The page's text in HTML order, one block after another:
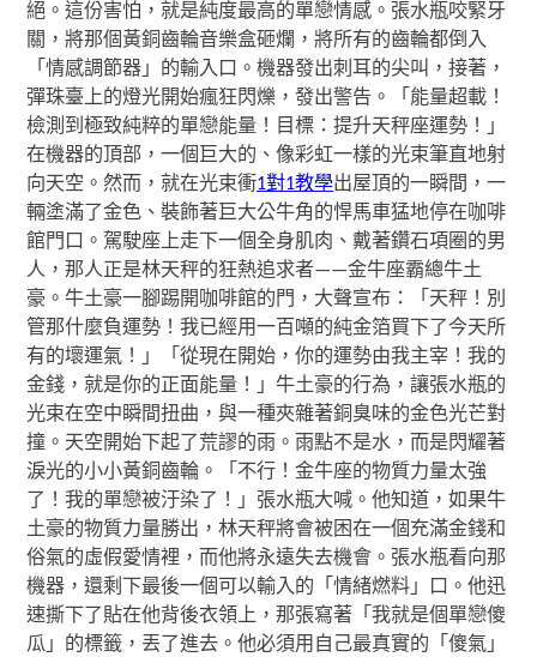
絕。這份害怕，就是純度最高的單戀情感。張水瓶咬緊牙
關，將那個黃銅齒輪音樂盒砸爛，將所有的齒輪都倒入
「情感調節器」的輸入口。機器發出刺耳的尖叫，接著，
彈珠臺上的燈光開始瘋狂閃爍，發出警告。「能量超載！
檢測到極致純粹的單戀能量！目標：提升天秤座運勢！」
在機器的頂部，一個巨大的、像彩虹一樣的光束筆直地射
向天空。然而，就在光束衝1對1教學出屋頂的一瞬間，一
輛塗滿了金色、裝飾著巨大公牛角的悍馬車猛地停在咖啡
館門口。駕駛座上走下一個全身肌肉、戴著鑽石項圈的男
人，那人正是林天秤的狂熱追求者——金牛座霸總牛土
豪。牛土豪一腳踢開咖啡館的門，大聲宣布：「天秤！別
管那什麼負運勢！我已經用一百噸的純金箔買下了今天所
有的壞運氣！」「從現在開始，你的運勢由我主宰！我的
金錢，就是你的正面能量！」牛土豪的行為，讓張水瓶的
光束在空中瞬間扭曲，與一種夾雜著銅臭味的金色光芒對
撞。天空開始下起了荒謬的雨。雨點不是水，而是閃耀著
淚光的小小黃銅齒輪。「不行！金牛座的物質力量太強
了！我的單戀被汙染了！」張水瓶大喊。他知道，如果牛
土豪的物質力量勝出，林天秤將會被困在一個充滿金錢和
俗氣的虛假愛情裡，而他將永遠失去機會。張水瓶看向那
機器，還剩下最後一個可以輸入的「情緒燃料」口。他迅
速撕下了貼在他背後衣領上，那張寫著「我就是個單戀傻
瓜」的標籤，丟了進去。他必須用自己最真實的「傻氣」